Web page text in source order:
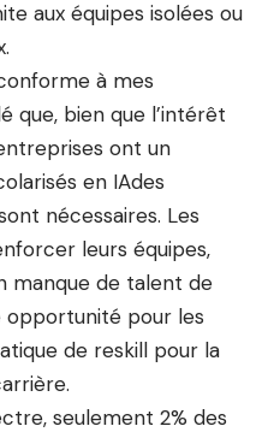
aux équipes isolées ou
à mes
que, bien que l’intérêt
ont un
en IAdes
nécessaires. Les
leurs équipes,
manque de talent de
opportunité pour les
de reskill pour la
seulement 2% des